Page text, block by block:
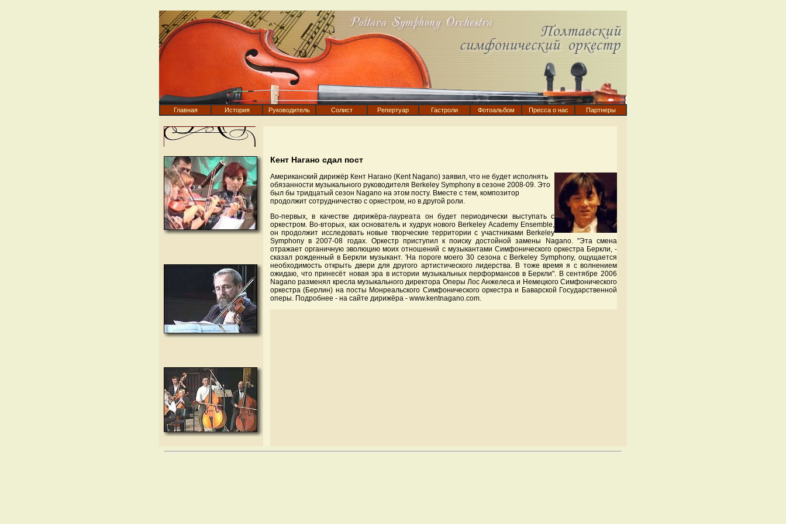
Главная История Руководитель Солист Репертуар Гастроли Фотоальбом Пресса о нас Партнеры
Кент Нагано сдал пост
Американский дирижёр Кент Нагано (Kent Nagano) заявил, что не будет исполнять
обязанности музыкального руководителя Berkeley Symphony в сезоне 2008-09. Это
был бы тридцатый сезон Nagano на этом посту. Вместе с тем, композитор
продолжит сотрудничество с оркестром, но в другой роли.
Во-первых, в качестве дирижёра-лауреата он будет периодически выступать с
оркестром. Во-вторых, как основатель и худрук нового Berkeley Academy Ensemble,
он продолжит исследовать новые творческие территории с участниками Berkeley
Symphony в 2007-08 годах. Оркестр приступил к поиску достойной замены Nagano. "Эта смена
отражает органичную эволюцию моих отношений с музыкантами Симфонического оркестра Беркли, -
сказал рожденный в Беркли музыкант. 'На пороге моего 30 сезона с Berkeley Symphony, ощущается
необходимость открыть двери для другого артистического лидерства. В тоже время я с волнением
ожидаю, что принесёт новая эра в истории музыкальных перформансов в Беркли". В сентябре 2006
Nagano разменял кресла музыкального директора Оперы Лос Анжелеса и Немецкого Симфонического
оркестра (Берлин) на посты Монреальского Симфонического оркестра и Баварской Государственной
оперы. Подробнее - на сайте дирижёра - www.kentnagano.com.